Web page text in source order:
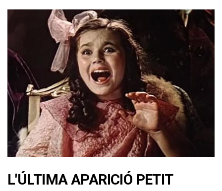
L'ÚLTIMA APARICIÓ PETIT